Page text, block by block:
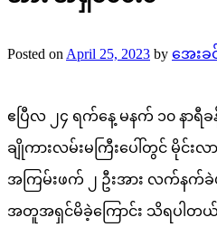
Posted on April 25, 2023 by အေးခ
ဧပြီလ ၂၄ ရက်နေ့ မနက် ၁၀ နာရီ
ချိုကားလမ်းမကြီးပေါ်တွင် မိုင်းလ
အကြမ်းဖက် ၂ ဦးအား လက်နက်ခဲ
အတူအရှင်မိခဲ့ကြောင်း သိရပါတယ်